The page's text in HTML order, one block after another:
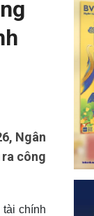
Ngân
ra công
chính